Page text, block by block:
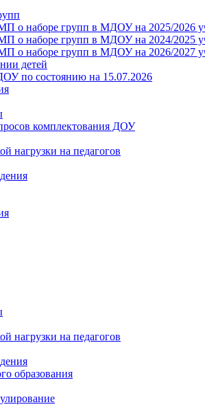
о наборе групп в МДОУ на 2025/2026
о наборе групп в МДОУ на 2024/2025
о наборе групп в МДОУ на 2026/2027
детей
по состоянию на 15.07.2026
комплектования ДОУ
нагрузки на педагогов
нагрузки на педагогов
образования